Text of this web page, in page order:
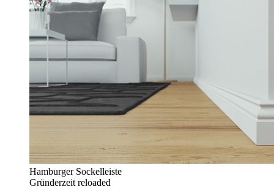
Hamburger Sockelleiste
Gründerzeit reloaded